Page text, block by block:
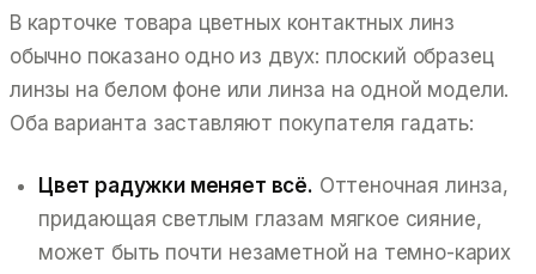
В карточке товара цветных контактных линз
обычно показано одно из двух: плоский образец
линзы на белом фоне или линза на одной модели.
Оба варианта заставляют покупателя гадать:
Цвет радужки меняет всё. Оттеночная линза,
придающая светлым глазам мягкое сияние,
может быть почти незаметной на темно-карих